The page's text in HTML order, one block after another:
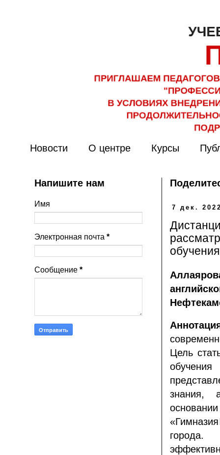
Новости О центре Курсы
7 дек.
Цель
знания,
Напишите нам
Имя
Электронная почта *
Сообщение *